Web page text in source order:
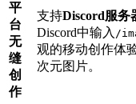
平
台
无
缝
创
作
支持Discord服务
Discord中输入 /
观的移动创作体
次元图片。